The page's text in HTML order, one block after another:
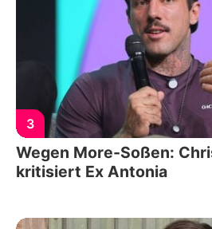
3
Wegen More-Soßen:
kritisiert Ex Antonia